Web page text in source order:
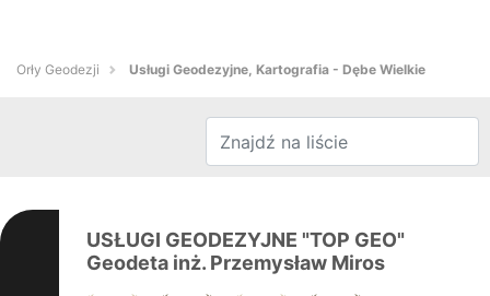
Orły Geodezji Usługi Geodezyjne, Kartografia - Dębe Wielkie
USŁUGI GEODEZYJNE "TOP GEO"
Geodeta inż. Przemysław Miros